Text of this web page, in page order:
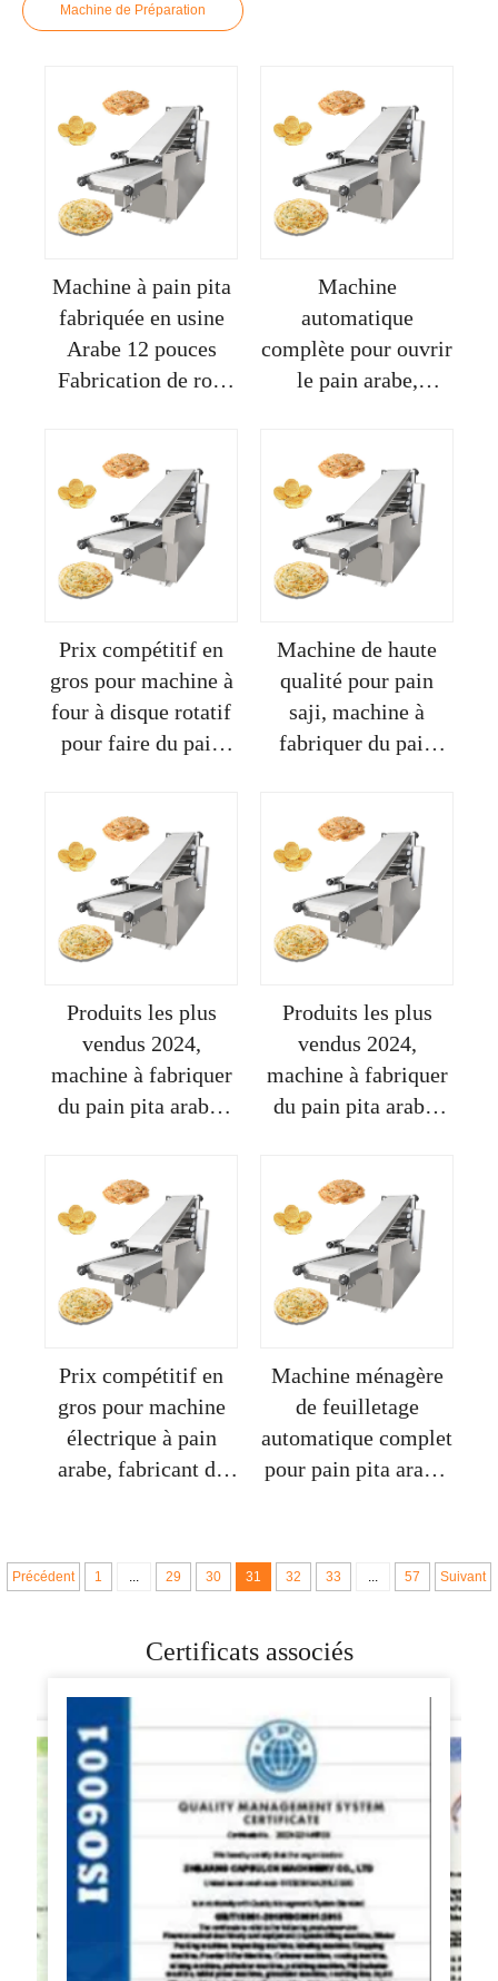
Machine de Préparation
Machine à pain pita
fabriquée en usine
Arabe 12 pouces
Fabrication de roti
Machine
automatique
complète pour ouvrir
le pain arabe,
de pâte à pain pita,
adaptable aux foyers
Prix compétitif en
gros pour machine à
four à disque rotatif
pour faire du pain
Machine de haute
qualité pour pain
saji, machine à
fabriquer du pain
Produits les plus
vendus 2024,
machine à fabriquer
du pain pita arabe,
des chips de pita
Produits les plus
vendus 2024,
machine à fabriquer
du pain pita arabe,
Prix compétitif en
gros pour machine
électrique à pain
arabe, fabricant de
Machine ménagère
de feuilletage
automatique complet
pour pain pita arabe,
Précédent 1 ... 29 30 31 32 33 ... 57 Suivant
Certificats associés